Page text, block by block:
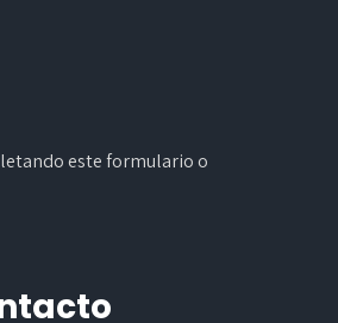
este formularioo